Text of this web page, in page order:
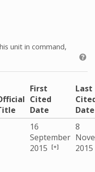
unit in command,
First
Cited
Date
Last
Date
16
September
2015 [+]
8
2015